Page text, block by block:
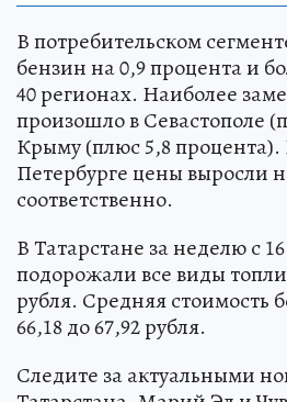
В потребительском
бензин на 0,9 процента и
40 регионах. Наиболее
произошло в Севастополе
Крыму (плюс 5,8
Петербурге цены выросли
соответственно.
В Татарстане за неделю с
подорожали все виды
рубля. Средняя стоимость
66,18 до 67,92 рубля.
Следите за актуальными